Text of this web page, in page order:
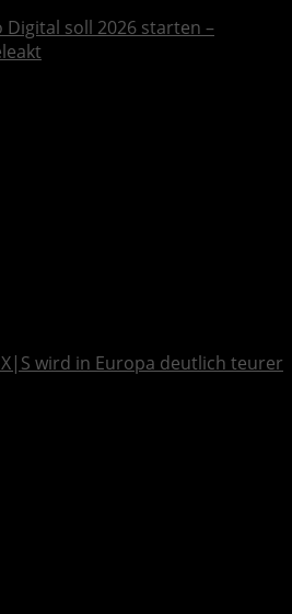
Digital soll 2026 starten –
X|S wird in Europa deutlich teurer